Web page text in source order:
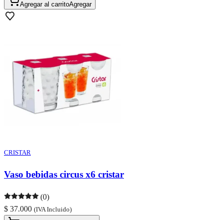
Agregar al carritoAgregar
CRISTAR
Vaso bebidas circus x6 cristar
(0)
$ 37.000 (IVA Incluido)